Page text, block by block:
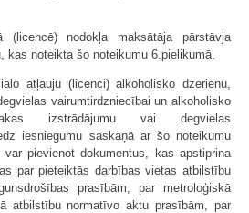
(licencē) nodokļa maksātāja pārstāvja
kas noteikta šo noteikumu 6.pielikumā.
atļauju (licenci) alkoholisko dzērienu,
vairumtirdzniecībai un alkoholisko
izstrādājumu vai degvielas
iesniegumu saskaņā ar šo noteikumu
var pievienot dokumentus, kas apstiprina
par pieteiktās darbības vietas atbilstību
prasībām, par metroloģiskā
atbilstību normatīvo aktu prasībām, par